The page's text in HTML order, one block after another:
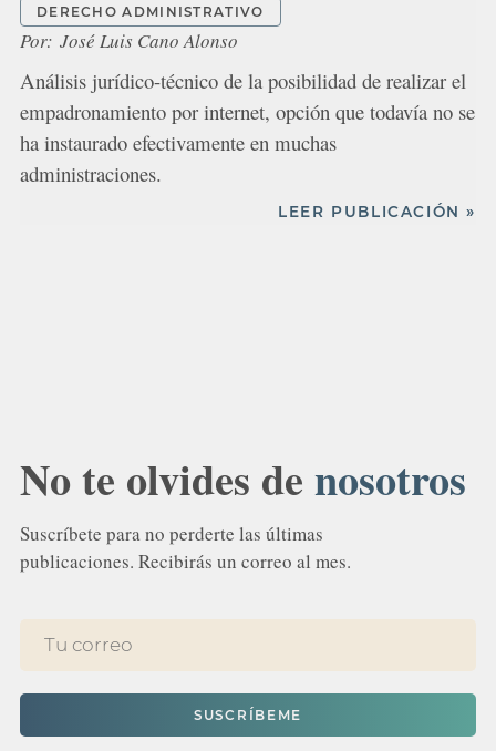
DERECHO ADMINISTRATIVO
Por: José Luis Cano Alonso
Análisis jurídico-técnico de la posibilidad de realizar el
empadronamiento por internet, opción que todavía no se
ha instaurado efectivamente en muchas
administraciones.
LEER PUBLICACIÓN »
No te olvides denosotros
Suscríbete para no perderte las últimas
publicaciones. Recibirás un correo al mes.
SUSCRÍBEME